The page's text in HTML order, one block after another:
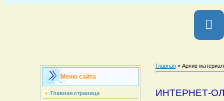
Меню сайта
Главная страница
Главная» Архив
ИНТЕРНЕТ-